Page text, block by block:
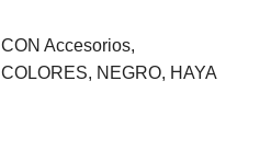
Accesorios,
NEGRO, HAYA